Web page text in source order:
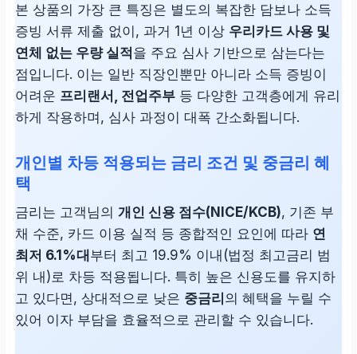
본 상품의 가장 큰 특징은 별도의 복잡한 담보나 소득
증빙 서류 제출 없이, 과거 1년 이상 우리카드 사용 및
연체 없는 우량 실적을 주요 심사 기반으로 삼는다는
점입니다. 이는 일반 직장인뿐만 아니라 소득 증빙이
어려운 프리랜서, 전업주부 등 다양한 고객층에게 유리
하게 작용하며, 심사 과정이 대폭 간소화됩니다.
개인별 차등 적용되는 금리 조건 및 중금리 혜
택
금리는 고객님의 개인 신용 점수(NICE/KCB), 기존 부
채 수준, 카드 이용 실적 등 종합적인 요인에 따라 연
최저 6.1%대부터 최고 19.9% 이내(법정 최고금리 범
위 내)로 차등 적용됩니다. 특히 높은 신용도를 유지하
고 있다면, 상대적으로 낮은 중금리의 혜택을 누릴 수
있어 이자 부담을 효율적으로 관리할 수 있습니다.